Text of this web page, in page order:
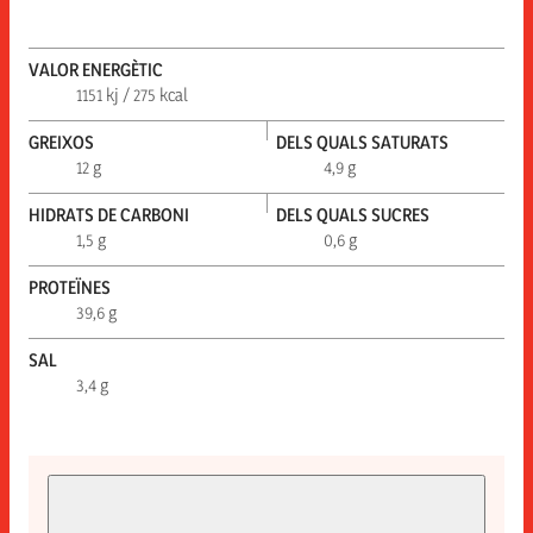
VALOR ENERGÈTIC
1151 kj / 275 kcal
GREIXOS
12 g
DELS QUALS SATURATS
4,9 g
HIDRATS DE CARBONI
1,5 g
DELS QUALS SUCRES
0,6 g
PROTEÏNES
39,6 g
SAL
3,4 g